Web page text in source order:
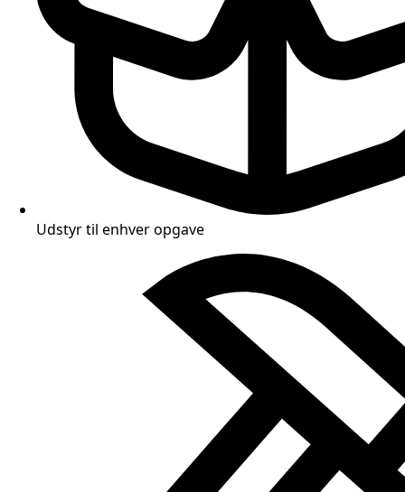
Udstyr til enhver opgave